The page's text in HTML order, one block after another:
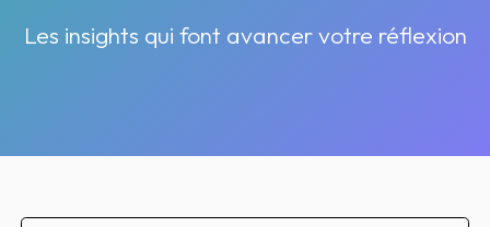
Les insights qui font avancer votre réflexion